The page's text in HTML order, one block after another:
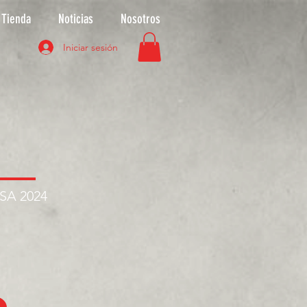
Tienda Noticias Nosotros
Iniciar sesión
2024